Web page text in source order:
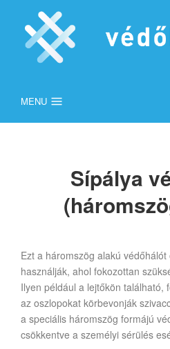
MENU
Sípálya
Ezt a háromszög alakú
használják, ahol fokozottan
Ilyen például a lejtőkön található,
az oszlopokat körbevonják
a speciális háromszög formájú
csökkentve a személyi sérülés